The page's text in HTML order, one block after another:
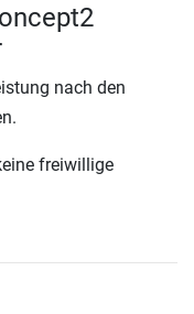
nach den
freiwillige